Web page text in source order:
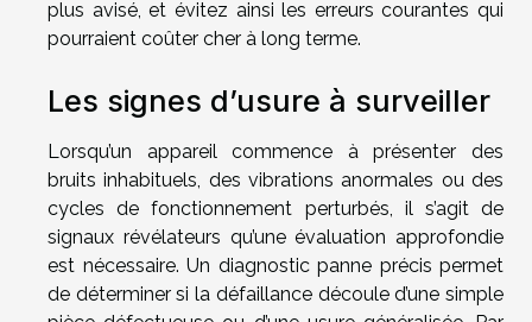
plus avisé, et évitez ainsi les erreurs courantes qui
pourraient coûter cher à long terme.
Les signes d’usure à surveiller
Lorsqu’un appareil commence à présenter des
bruits inhabituels, des vibrations anormales ou des
cycles de fonctionnement perturbés, il s’agit de
signaux révélateurs qu’une évaluation approfondie
est nécessaire. Un diagnostic panne précis permet
de déterminer si la défaillance découle d’une simple